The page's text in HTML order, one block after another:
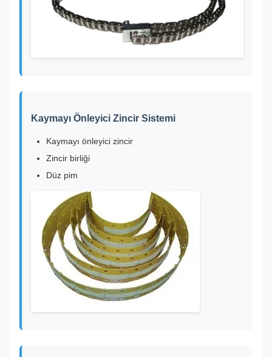
Kaymayı Önleyici Zincir Sistemi
Kaymayı önleyici zincir
Zincir birliği
Düz pim